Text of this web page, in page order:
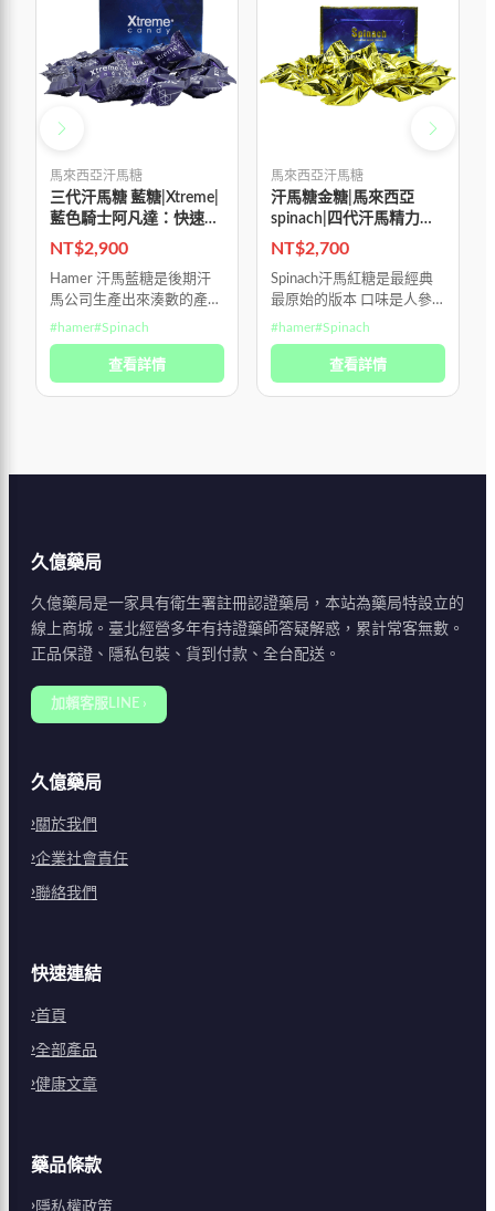
馬來西亞汗馬糖
三代汗馬糖 藍糖|Xtreme|
藍色騎士阿凡達：快速補
充精力 | 新義安藥局官方
直營
NT$2,900
Hamer 汗馬藍糖是後期汗
馬公司生產出來湊數的產
品，功效沒有特別出眾，口
味也沒有說過於獨特，看你
喜好買 口味是人參味，人
參味很重，成分加入了他達
#hamer#Spinach
查看詳情
馬來西亞汗馬糖
汗馬糖金糖|馬來西亞
spinach|四代汗馬精力糖
功效壯陽補腎 | 新義安藥
局官方直營
NT$2,700
Spinach汗馬紅糖是最經典
最原始的版本 口味是人參
味，人參味很重，成分加入
了他達拉非 每日服用一顆
做保養或是性愛前30分鐘
用藥 性愛時間可以持續半
#hamer#Spinach
查看詳情
久億藥局
久億藥局是一家具有衛生署註冊認證藥局，本站為藥局特設立的
線上商城。臺北經營多年有持證藥師答疑解惑，累計常客無數。
正品保證、隱私包裝、貨到付款、全台配送。
加賴客服LINE ›
久億藥局
關於我們
企業社會責任
聯絡我們
快速連結
首頁
全部產品
健康文章
藥品條款
隱私權政策